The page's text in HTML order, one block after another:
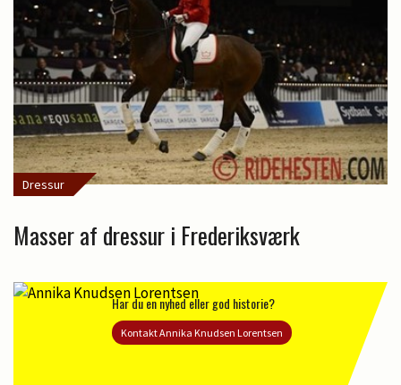
Dressur
Masser af dressur i Frederiksværk
Har du en nyhed eller god historie?
Kontakt Annika Knudsen Lorentsen